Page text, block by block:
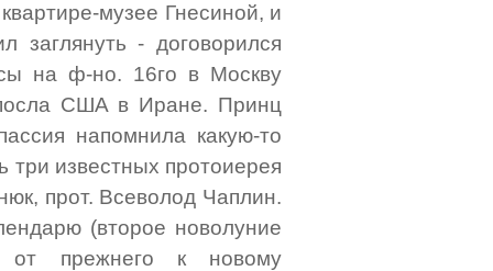
музее Гнесиной, и
- договорился
на ф-но. 16го в Москву
США в Иране. Принц
напомнила какую-то
три известных протоиерея
прот. Всеволод Чаплин.
(второе новолуние
от прежнего к новому